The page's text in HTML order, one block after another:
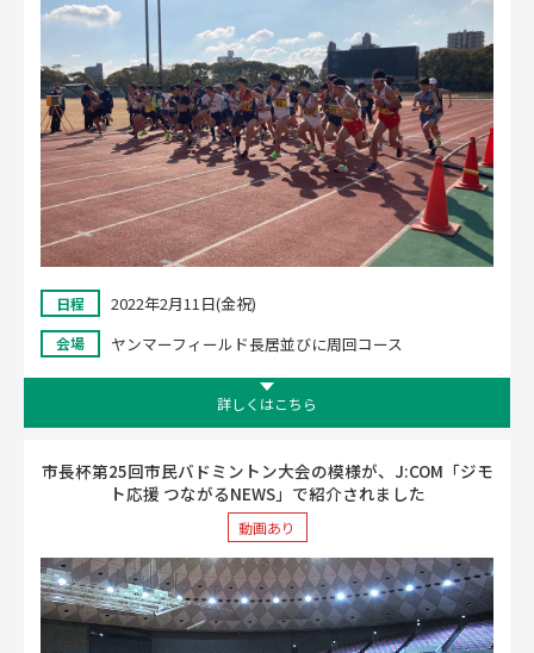
日程 2022年2月11日(金祝)
会場 ヤンマーフィールド長居並びに周回コース
詳しくはこちら
市長杯第25回市民バドミントン大会の模様が、J:COM「ジモ
ト応援 つながるNEWS」で紹介されました
動画あり